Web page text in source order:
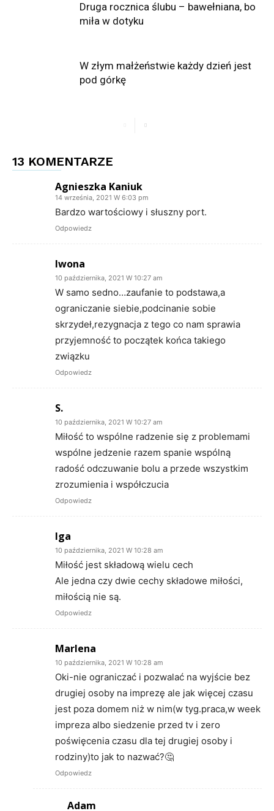
Druga rocznica ślubu – bawełniana, bo
miła w dotyku
W złym małżeństwie każdy dzień jest
pod górkę
13 KOMENTARZE
Agnieszka Kaniuk
14 września, 2021 W 6:03 pm
Bardzo wartościowy i słuszny port.
Odpowiedz
Iwona
10 października, 2021 W 10:27 am
W samo sedno…zaufanie to podstawa,a
ograniczanie siebie,podcinanie sobie
skrzydeł,rezygnacja z tego co nam sprawia
przyjemność to początek końca takiego
związku
Odpowiedz
S.
10 października, 2021 W 10:27 am
Miłość to wspólne radzenie się z problemami
wspólne jedzenie razem spanie wspólną
radość odczuwanie bolu a przede wszystkim
zrozumienia i współczucia
Odpowiedz
Iga
10 października, 2021 W 10:28 am
Miłość jest składową wielu cech
Ale jedna czy dwie cechy składowe miłości,
miłością nie są.
Odpowiedz
Marlena
10 października, 2021 W 10:28 am
Oki-nie ograniczać i pozwalać na wyjście bez
drugiej osoby na imprezę ale jak więcej czasu
jest poza domem niż w nim(w tyg.praca,w week
impreza albo siedzenie przed tv i zero
poświęcenia czasu dla tej drugiej osoby i
rodziny)to jak to nazwać?🤔
Odpowiedz
Adam